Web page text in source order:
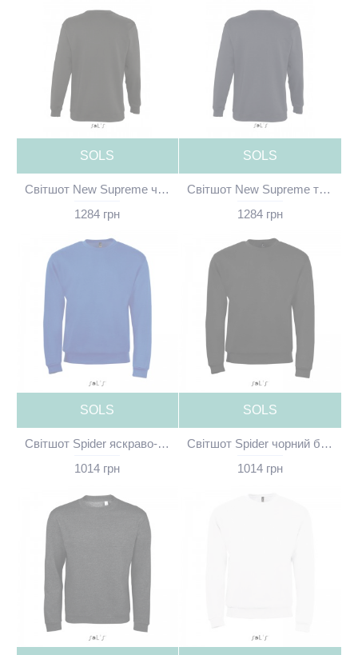
SOLS
Світшот New Supreme чорний без принта - 13250312(SOLS)
1284 грн
SOLS
Світшот New Supreme темно-синій без принта - 13250318(SOLS)
1284 грн
SOLS
Світшот Spider яскраво-синій без принта - 01168241(SOLS)
1014 грн
SOLS
Світшот Spider чорний без принта - 01168312(SOLS)
1014 грн